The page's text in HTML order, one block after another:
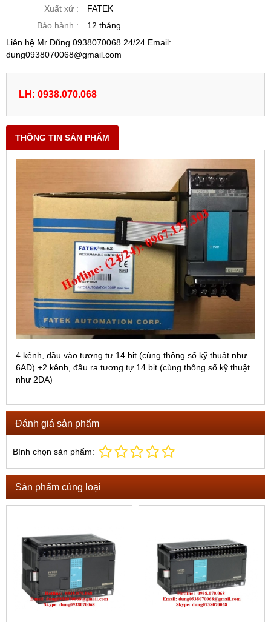
Xuất xứ :
FATEK
Bảo hành :
12 tháng
Liên hệ Mr Dũng 0938070068 24/24 Email:
dung0938070068@gmail.com
LH: 0938.070.068
THÔNG TIN SẢN PHẨM
4 kênh, đầu vào tương tự 14 bit (cùng thông số kỹ thuật như
6AD) +2 kênh, đầu ra tương tự 14 bit (cùng thông số kỹ thuật
như 2DA)
Đánh giá sản phẩm
Bình chọn sản phẩm:
Sản phẩm cùng loại